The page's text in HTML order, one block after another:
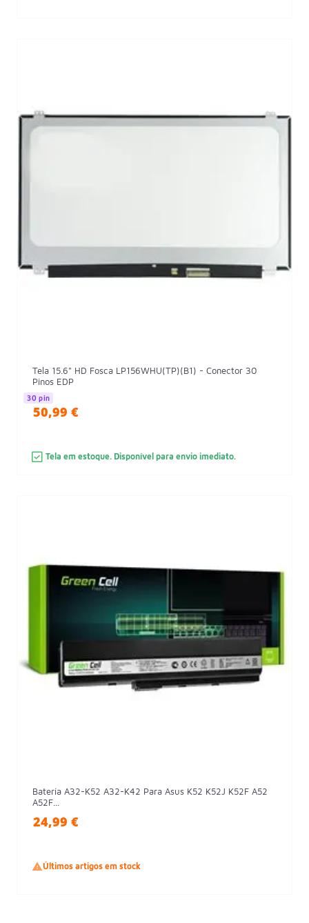
Tela 15.6" HD Fosca LP156WHU(TP)(B1) - Conector 30
Pinos EDP
30 pin
50,99 €
Tela em estoque. Disponível para envio imediato.
Batería A32-K52 A32-K42 Para Asus K52 K52J K52F A52
A52F...
24,99 €
Últimos artigos em stock